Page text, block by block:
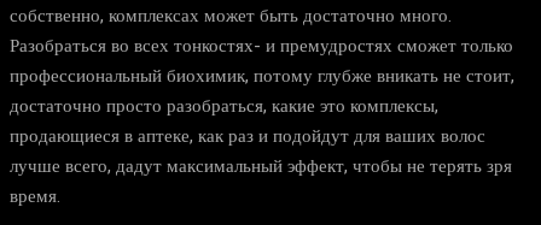
собственно, комплексах может быть достаточно много.
Разобраться во всех тонкостях- и премудростях сможет только
профессиональный биохимик, потому глубже вникать не стоит,
достаточно просто разобраться, какие это комплексы,
продающиеся в аптеке, как раз и подойдут для ваших волос
лучше всего, дадут максимальный эффект, чтобы не терять зря
время.